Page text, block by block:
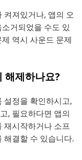
켜져있거나, 앱의 오
거되었을 수도 있
역시 사운드 문제
해제하나요?
설정을 확인하시고,
, 필요하다면 앱의
재시작하거나 소프
해결할 수 있습니다.